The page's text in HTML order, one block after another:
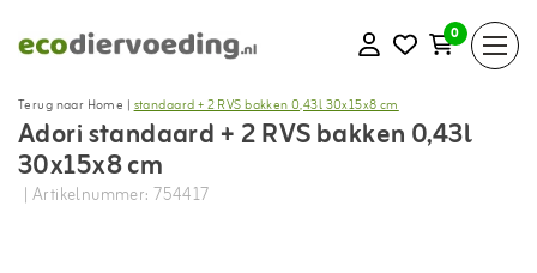
0
Terug naar Home |standaard + 2 RVS bakken 0,43l 30x15x8 cm
Adori standaard + 2 RVS bakken 0,43l
30x15x8 cm
| Artikelnummer: 754417